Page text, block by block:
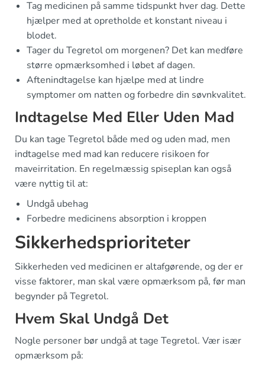
Tag medicinen på samme tidspunkt hver dag. Dette
hjælper med at opretholde et konstant niveau i
blodet.
Tager du Tegretol om morgenen? Det kan medføre
større opmærksomhed i løbet af dagen.
Aftenindtagelse kan hjælpe med at lindre
symptomer om natten og forbedre din søvnkvalitet.
Indtagelse Med Eller Uden Mad
Du kan tage Tegretol både med og uden mad, men
indtagelse med mad kan reducere risikoen for
maveirritation. En regelmæssig spiseplan kan også
være nyttig til at:
Undgå ubehag
Forbedre medicinens absorption i kroppen
Sikkerhedsprioriteter
Sikkerheden ved medicinen er altafgørende, og der er
visse faktorer, man skal være opmærksom på, før man
begynder på Tegretol.
Hvem Skal Undgå Det
Nogle personer bør undgå at tage Tegretol. Vær især
opmærksom på: